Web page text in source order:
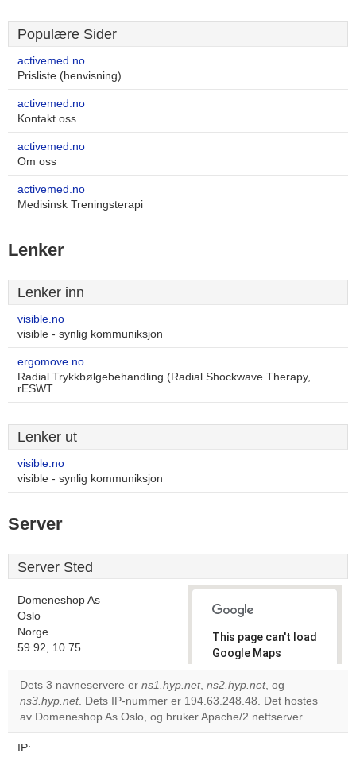
Populære Sider
activemed.no
Prisliste (henvisning)
activemed.no
Kontakt oss
activemed.no
Om oss
activemed.no
Medisinsk Treningsterapi
Lenker
Lenker inn
visible.no
visible - synlig kommuniksjon
ergomove.no
Radial Trykkbølgebehandling (Radial Shockwave Therapy,
rESWT
Lenker ut
visible.no
visible - synlig kommuniksjon
Server
Server Sted
Domeneshop As
Oslo
Norge
59.92, 10.75
This page can't load
Google Maps
correctly.
Do you
own this
OK
Dets 3 navneservere er ns1.hyp.net, ns2.hyp.net, og
ns3.hyp.net. Dets IP-nummer er 194.63.248.48. Det hostes
av Domeneshop As Oslo, og bruker Apache/2 nettserver.
IP: